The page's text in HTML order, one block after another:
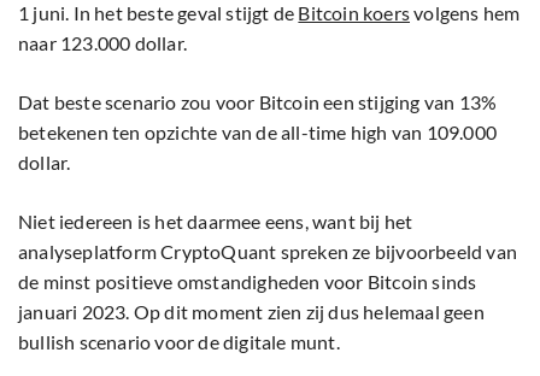
1 juni. In het beste geval stijgt de Bitcoin koersvolgens hem
naar 123.000 dollar.
Dat beste scenario zou voor Bitcoin een stijging van 13%
betekenen ten opzichte van de all-time high van 109.000
dollar.
Niet iedereen is het daarmee eens, want bij het
analyseplatform CryptoQuant spreken ze bijvoorbeeld van
de minst positieve omstandigheden voor Bitcoin sinds
januari 2023. Op dit moment zien zij dus helemaal geen
bullish scenario voor de digitale munt.